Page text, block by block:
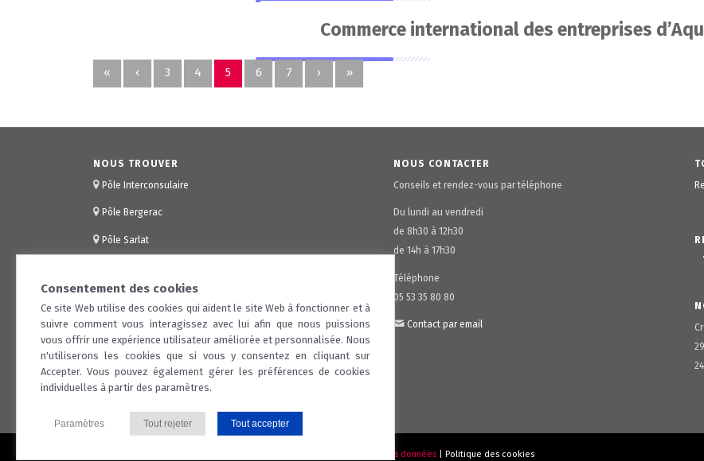
Commerce international des entreprises
« ‹ 3 4 5 6 7 › »
NOUS TROUVER
Pôle Interconsulaire
Pôle Bergerac
Pôle Sarlat
NOUS CONTACTER
Conseils et rendez-vous par téléphone
Du lundi au vendredi
de 8h30 à 12h30
de 14h à 17h30
Téléphone
05 53 35 80 80
Contact par email
...
Protection des données Politique des cookies
Consentement des cookies
Ce site Web utilise des cookies qui aident le site Web à fonctionner et à
suivre comment vous interagissez avec lui afin que nous puissions
vous offrir une expérience utilisateur améliorée et personnalisée. Nous
n'utiliserons les cookies que si vous y consentez en cliquant sur
Accepter. Vous pouvez également gérer les préférences de cookies
individuelles à partir des paramètres.
Paramètres Tout rejeter Tout accepter